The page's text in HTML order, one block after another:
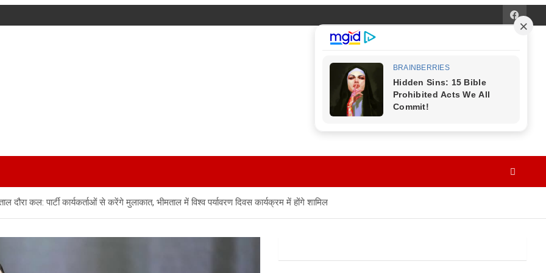
दौरा कल: पार्टी कार्यकर्ताओं से करेंगे मुलाकात, भीमताल में विश्व पर्यावरण दिवस कार्यक्रम में होंगे शामिल